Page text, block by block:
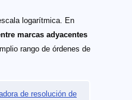
logarítmica. En
marcas adyacentes
rango de órdenes de
de resolución de